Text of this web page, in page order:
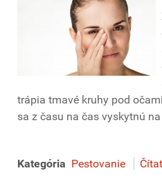
trápia tmavé kruhy pod
sa z času na čas vyskytnú
Kategória Pestovanie